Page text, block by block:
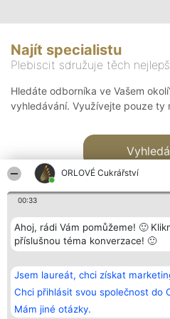
ORLOVÉ Cukrářství
00:33
Ahoj, rádi Vám pomůžeme! 🙂
příslušnou téma konverzace! 🙂
Jsem laureát, chci získat
Chci přihlásit svou společnost do
Mám jiné otázky.
Najít specialistu
Plebiscit sdružuje těch
Hledáte odborníka ve Vašem
vyhledávání. Využívejte pouze ty
Bright Side Solutions sp. z o.
o. sp. k.
ul. Ruska 22
Wrocław 50-079
KRS 0000749100 | Regon
Vítězové
Seznam
laureátů
Zásady